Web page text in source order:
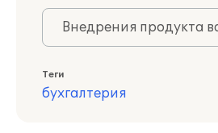
Внедрения продукта
Теги
бухгалтерия